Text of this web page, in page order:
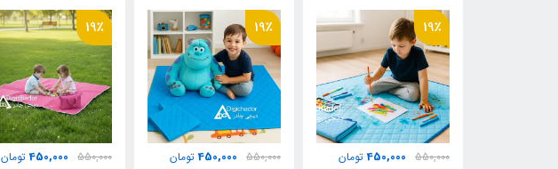
تعداد ضلع عکسدار یک ضلع
19٪
550,000
450,000 تومان
19٪
550,000
450,000 تومان
19٪
550,000
450,000 تومان